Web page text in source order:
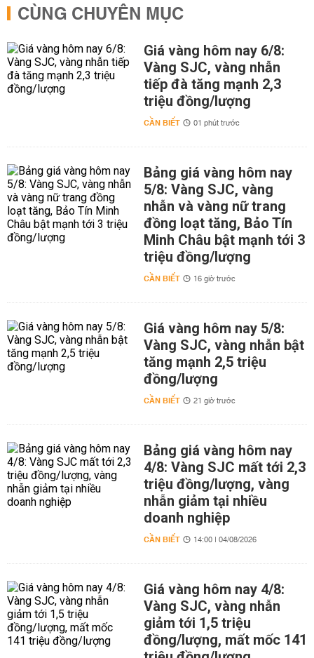
CÙNG CHUYÊN MỤC
Giá vàng hôm nay 6/8:
Vàng SJC, vàng nhẫn
tiếp đà tăng mạnh 2,3
triệu đồng/lượng
CẦN BIẾT 01 phút trước
Bảng giá vàng hôm nay
5/8: Vàng SJC, vàng
nhẫn và vàng nữ trang
đồng loạt tăng, Bảo Tín
Minh Châu bật mạnh tới 3
triệu đồng/lượng
CẦN BIẾT 16 giờ trước
Giá vàng hôm nay 5/8:
Vàng SJC, vàng nhẫn bật
tăng mạnh 2,5 triệu
đồng/lượng
CẦN BIẾT 21 giờ trước
Bảng giá vàng hôm nay
4/8: Vàng SJC mất tới 2,3
triệu đồng/lượng, vàng
nhẫn giảm tại nhiều
doanh nghiệp
CẦN BIẾT 14:00 | 04/08/2026
Giá vàng hôm nay 4/8:
Vàng SJC, vàng nhẫn
giảm tới 1,5 triệu
đồng/lượng, mất mốc 141